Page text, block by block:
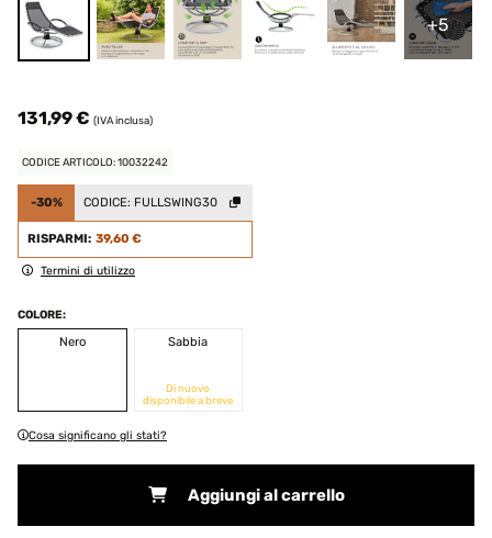
+5
131,99 € (IVA inclusa)
CODICE ARTICOLO: 10032242
-30% CODICE: FULLSWING30
RISPARMI: 39,60 €
Termini di utilizzo
COLORE:
Nero
Sabbia
Di nuovo
disponibile a breve
Cosa significano gli stati?
Aggiungi al carrello